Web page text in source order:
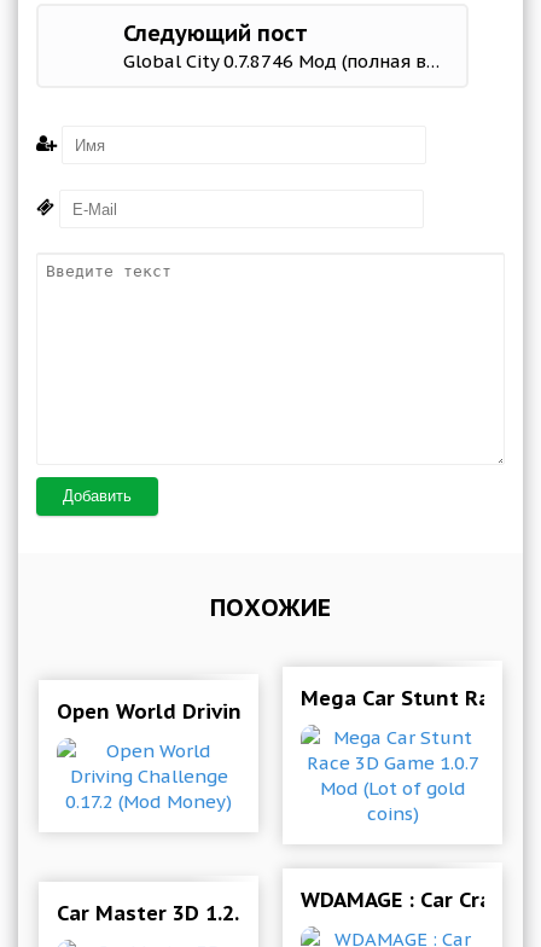
Следующий пост
Global City 0.7.8746 Мод (полная версия)
Добавить
ПОХОЖИЕ
Open World Driving Challenge 0.17.2 (Mod
Mega Car Stunt Race
Car Master 3D 1.2.32 Mod (Unlimited Money)
WDAMAGE : Car Crash